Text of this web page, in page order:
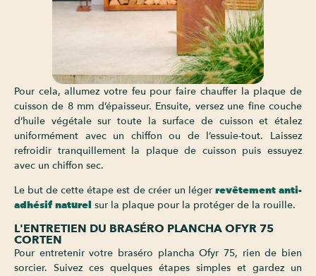
Pour cela, allumez votre feu pour faire chauffer la plaque de
cuisson de 8 mm d’épaisseur. Ensuite, versez une fine couche
d’huile végétale sur toute la surface de cuisson et étalez
uniformément avec un chiffon ou de l’essuie-tout. Laissez
refroidir tranquillement la plaque de cuisson puis essuyez
avec un chiffon sec.
Le but de cette étape est de créer un léger revêtement anti-
adhésif naturel sur la plaque pour la protéger de la rouille.
L'ENTRETIEN DU BRASÉRO PLANCHA OFYR 75
CORTEN
Pour entretenir votre braséro plancha Ofyr 75, rien de bien
sorcier. Suivez ces quelques étapes simples et gardez un